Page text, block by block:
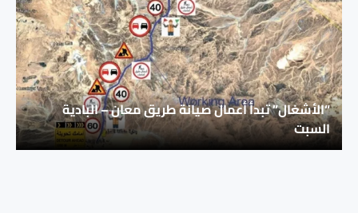
“الأشغال” تبدأ أعمال صيانة طريق معان – البادية
السبت